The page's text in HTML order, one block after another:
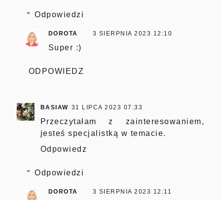
Odpowiedzi
DOROTA 3 SIERPNIA 2023 12:10
Super :)
ODPOWIEDZ
BASIAW 31 LIPCA 2023 07:33
Przeczytałam z zainteresowaniem,
jesteś specjalistką w temacie.
Odpowiedz
Odpowiedzi
DOROTA 3 SIERPNIA 2023 12:11